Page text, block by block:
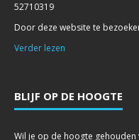
52710319
Door deze website te
Verder lezen
BLIJF OP DE HOOGTE
Wil je op de hoogte gehouden